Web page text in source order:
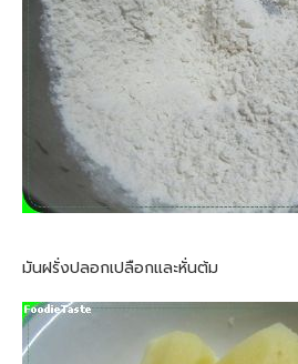
มันฝรั่งปลอกเปลือกและหั่นต้ม